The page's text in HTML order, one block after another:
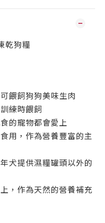
乾狗糧
餵飼狗狗美味生肉
練時餵飼
的寵物都會愛上
用，作為營養豐富的主
犬提供濕糧罐頭以外的
，作為天然的營養補充